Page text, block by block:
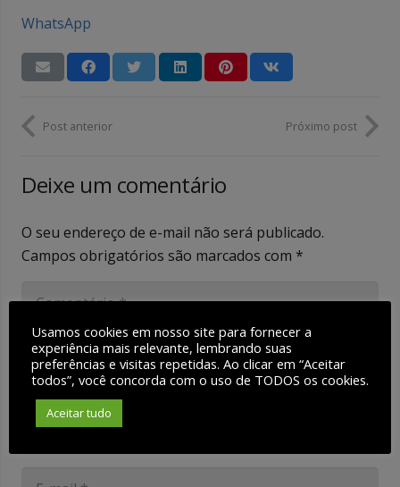
WhatsApp
Post anterior Próximo post
Deixe um comentário
O seu endereço de e-mail não será publicado.
Campos obrigatórios são marcados com *
Usamos cookies em nosso site para fornecer a
experiência mais relevante, lembrando suas
preferências e visitas repetidas. Ao clicar em “Aceitar
todos”, você concorda com o uso de TODOS os cookies.
Aceitar tudo